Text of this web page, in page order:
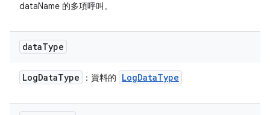
dataName 的多項呼叫。
dataType
LogDataType ：資料的 LogDataType